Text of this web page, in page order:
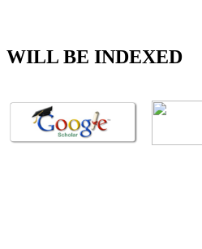
WILL BE INDEXED